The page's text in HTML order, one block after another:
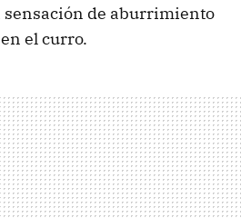
de aburrimiento
el curro.